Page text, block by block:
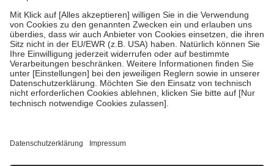
Verordnung.
Um das Engagement der Versicherten für ihre eigene Gesundheit zu
stärken und die besondere Stellung der Familie zu unterstützen,
fallenkeine Zuzahlungenan bei:
• Kindern und Jugendlichen bis zum vollendeten 18. Lebensjahr
mit Ausnahme der Fahrkosten
• Untersuchungen zur Vorsorge und Früherkennung, die von der
GKV getragen werden
Einholung von Bewertungen. Trusted Shops hat Maßnahmen